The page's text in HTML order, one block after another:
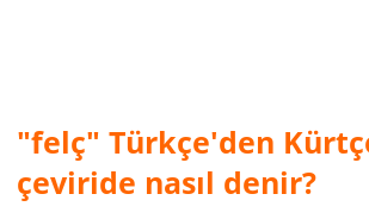
"felç" Türkçe'den
çeviride nasıl denir?